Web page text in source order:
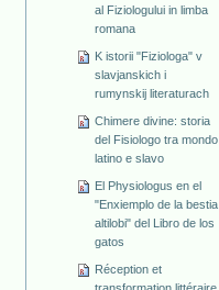
al Fiziologului in limba
romana
K istorii "Fiziologa" v
slavjanskich i
rumynskij literaturach
Chimere divine: storia
del Fisiologo tra mondo
latino e slavo
El Physiologus en el
"Enxiemplo de la bestia
altilobi" del Libro de los
gatos
Réception et